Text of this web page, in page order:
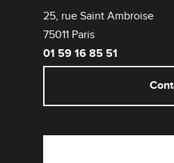
25, rue Saint Ambroise
75011 Paris
01 59 16 85 51